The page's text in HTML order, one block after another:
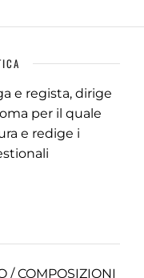
e regista, dirige
per il quale
e redige i
/ COMPOSIZIONI